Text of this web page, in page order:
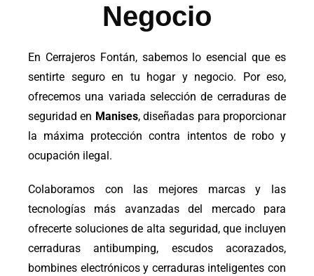
Negocio
En Cerrajeros Fontán, sabemos lo esencial que es
sentirte seguro en tu hogar y negocio. Por eso,
ofrecemos una variada selección de cerraduras de
seguridad en Manises, diseñadas para proporcionar
la máxima protección contra intentos de robo y
ocupación ilegal.
Colaboramos con las mejores marcas y las
tecnologías más avanzadas del mercado para
ofrecerte soluciones de alta seguridad, que incluyen
cerraduras antibumping, escudos acorazados,
bombines electrónicos y cerraduras inteligentes con